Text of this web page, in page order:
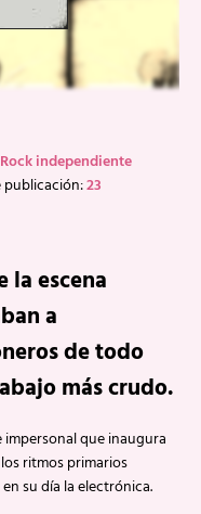
Rock independiente
publicación:23
la escena
a
de todo
más crudo.
que inaugura
ritmos primarios
su día la electrónica.